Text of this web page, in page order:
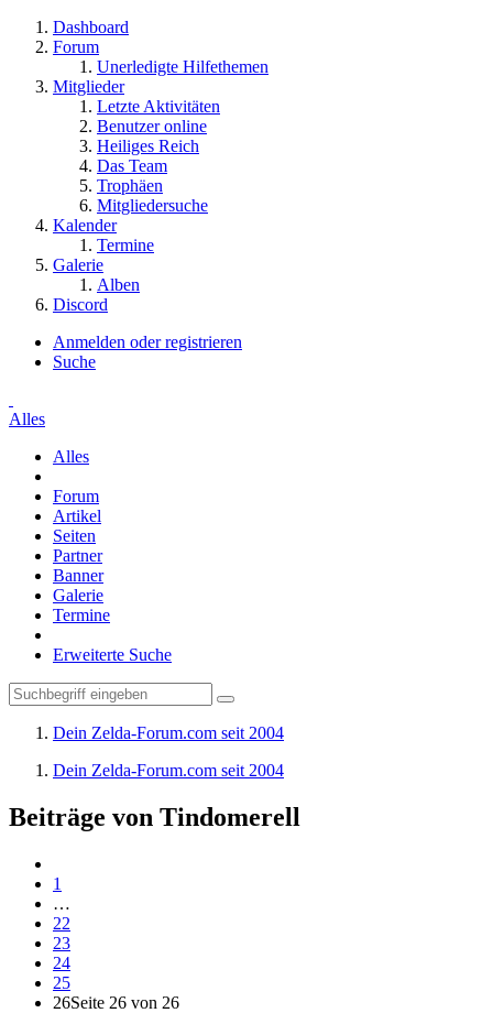
Dashboard
Forum
Unerledigte Hilfethemen
Mitglieder
Letzte Aktivitäten
Benutzer online
Heiliges Reich
Das Team
Trophäen
Mitgliedersuche
Kalender
Termine
Galerie
Alben
Discord
Anmelden oder registrieren
Suche
Alles
Alles
Forum
Artikel
Seiten
Partner
Banner
Galerie
Termine
Erweiterte Suche
Dein Zelda-Forum.com seit 2004
Dein Zelda-Forum.com seit 2004
Beiträge von Tindomerell
1
…
22
23
24
25
26Seite 26 von 26